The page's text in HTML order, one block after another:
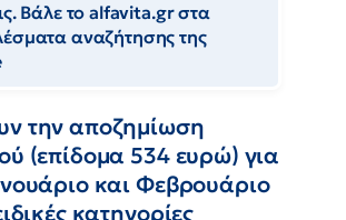
Βάλε το alfavita.gr στα
αναζήτησης της
την αποζημίωση
(επίδομα 534 ευρώ) για
και Φεβρουάριο
κατηγορίες